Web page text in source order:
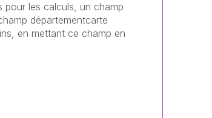
les calculs, un champ
départementcarte
en mettant ce champ en